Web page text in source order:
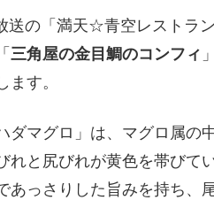
送の「満天☆青空レストラ
三角屋の金目鯛のコンフィ
ます。
ダマグロ」は、マグロ属の
れと尻びれが黄色を帯びて
あっさりした旨みを持ち、